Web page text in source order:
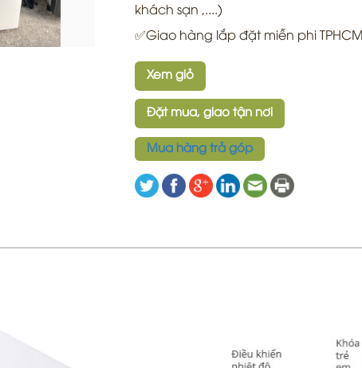
khách sạn ,....)
✅Giao hàng lắp đặt miễn phi TPHCM
Xem giỏ
Đặt mua, giao tận nơi
Mua hàng trả góp